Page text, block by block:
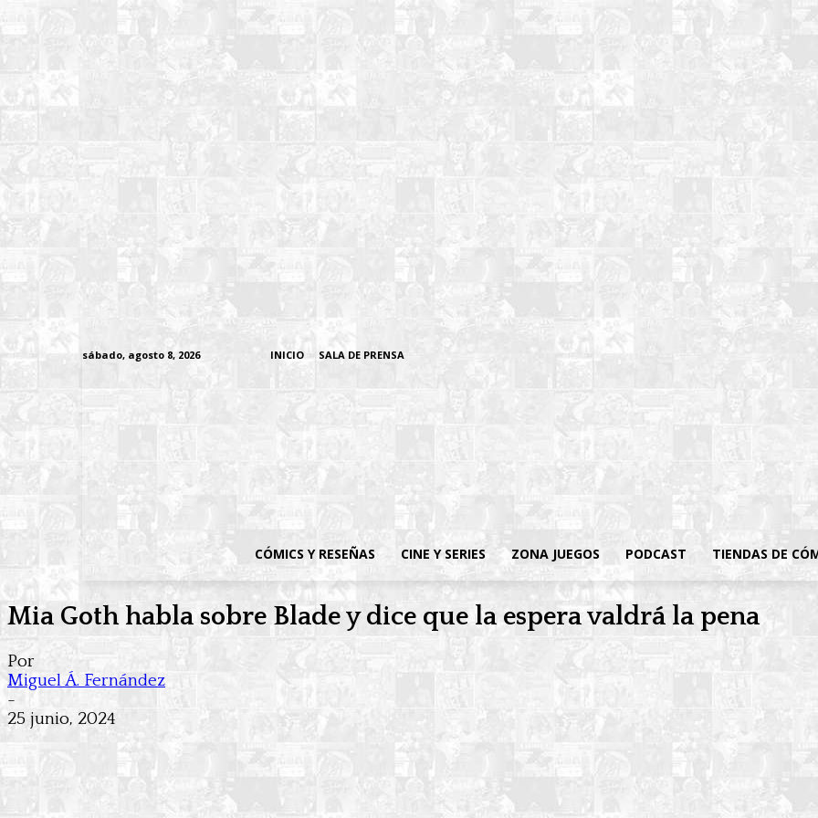
sábado, agosto 8, 2026 INICIO SALA DE PRENSA
CÓMICS Y RESEÑAS CINE Y SERIES ZONA JUEGOS PODCAST TIENDAS DE
Mia Goth habla sobre Blade y dice que la espera valdrá la pena
Por
Miguel Á. Fernández
-
25 junio, 2024